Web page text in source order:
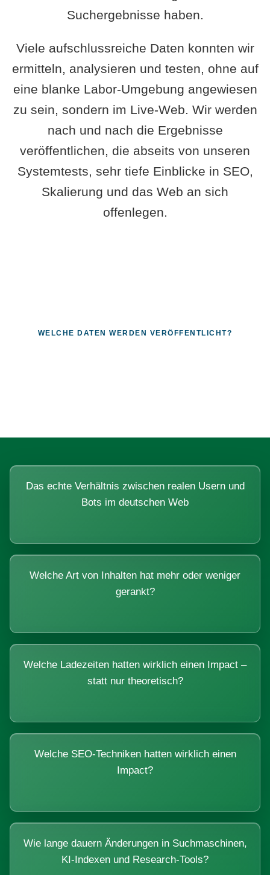
Suchergebnisse haben.
Viele aufschlussreiche Daten konnten wir
ermitteln, analysieren und testen, ohne auf
eine blanke Labor-Umgebung angewiesen
zu sein, sondern im Live-Web. Wir werden
nach und nach die Ergebnisse
veröffentlichen, die abseits von unseren
Systemtests, sehr tiefe Einblicke in SEO,
Skalierung und das Web an sich
offenlegen.
WELCHE DATEN WERDEN VERÖFFENTLICHT?
Das echte Verhältnis zwischen realen Usern und
Bots im deutschen Web
Welche Art von Inhalten hat mehr oder weniger
gerankt?
Welche Ladezeiten hatten wirklich einen Impact –
statt nur theoretisch?
Welche SEO-Techniken hatten wirklich einen
Impact?
Wie lange dauern Änderungen in Suchmaschinen,
KI-Indexen und Research-Tools?